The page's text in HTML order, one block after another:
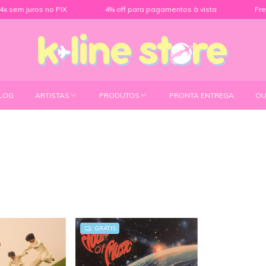
sem juros no PIX 4% off para pagamentos à vista
ARTISTAS PRODUTOS PRONTA ENTREGA
GRÁTIS